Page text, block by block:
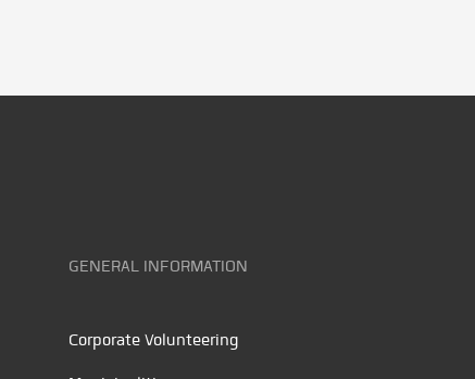
GENERAL INFORMATION
Corporate Volunteering